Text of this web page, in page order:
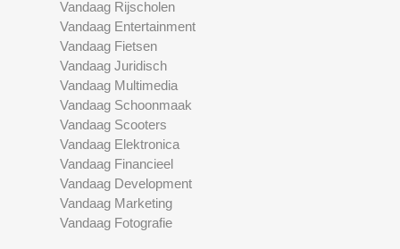
Vandaag Rijscholen
Vandaag Entertainment
Vandaag Fietsen
Vandaag Juridisch
Vandaag Multimedia
Vandaag Schoonmaak
Vandaag Scooters
Vandaag Elektronica
Vandaag Financieel
Vandaag Development
Vandaag Marketing
Vandaag Fotografie